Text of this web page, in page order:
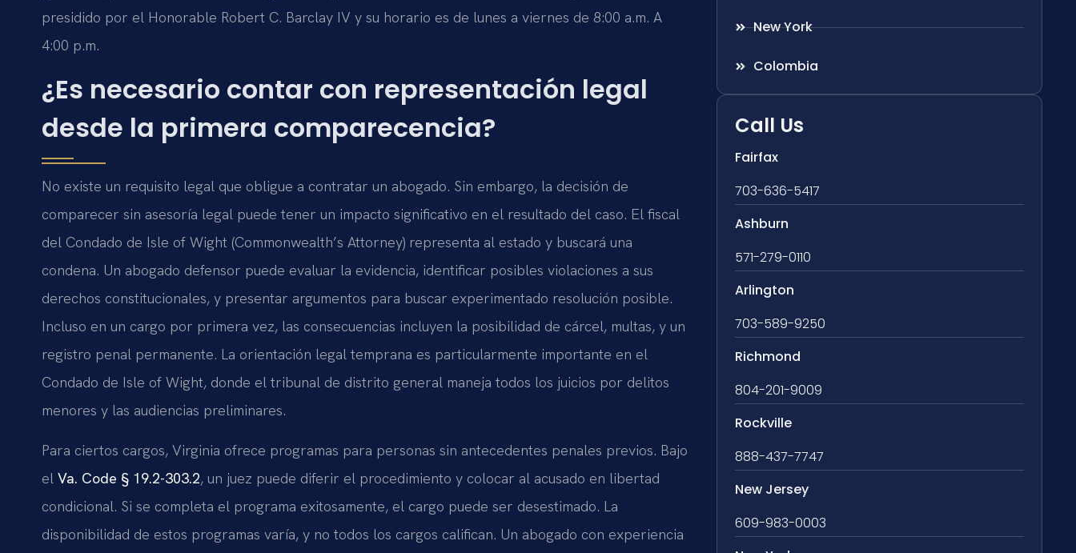
presidido por el Honorable Robert C. Barclay IV y su horario es de lunes a viernes de 8:00 a.m. A
4:00 p.m.
¿Es necesario contar con representación legal
desde la primera comparecencia?
No existe un requisito legal que obligue a contratar un abogado. Sin embargo, la decisión de
comparecer sin asesoría legal puede tener un impacto significativo en el resultado del caso. El fiscal
del Condado de Isle of Wight (Commonwealth’s Attorney) representa al estado y buscará una
condena. Un abogado defensor puede evaluar la evidencia, identificar posibles violaciones a sus
derechos constitucionales, y presentar argumentos para buscar experimentado resolución posible.
Incluso en un cargo por primera vez, las consecuencias incluyen la posibilidad de cárcel, multas, y un
registro penal permanente. La orientación legal temprana es particularmente importante en el
Condado de Isle of Wight, donde el tribunal de distrito general maneja todos los juicios por delitos
menores y las audiencias preliminares.
Para ciertos cargos, Virginia ofrece programas para personas sin antecedentes penales previos. Bajo
el Va. Code § 19.2-303.2, un juez puede diferir el procedimiento y colocar al acusado en libertad
condicional. Si se completa el programa exitosamente, el cargo puede ser desestimado. La
disponibilidad de estos programas varía, y no todos los cargos califican. Un abogado con experiencia
New York
Colombia
Call Us
Fairfax
703-636-5417
Ashburn
571-279-0110
Arlington
703-589-9250
Richmond
804-201-9009
Rockville
888-437-7747
New Jersey
609-983-0003